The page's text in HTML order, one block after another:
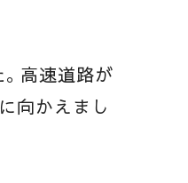
高速道路が
向かえまし